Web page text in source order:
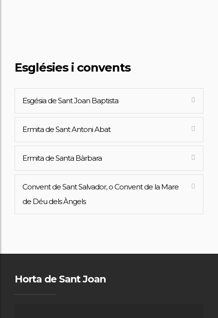
Esglésies i convents
Esgésia de Sant Joan Baptista
Ermita de Sant Antoni Abat
Ermita de Santa Bàrbara
Convent de Sant Salvador, o Convent de la Mare
de Déu dels Àngels
Horta de Sant Joan